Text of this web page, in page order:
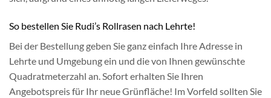
So bestellen Sie Rudi’s Rollrasen nach Lehrte!
Bei der Bestellung geben Sie ganz einfach Ihre Adresse in
Lehrte und Umgebung ein und die von Ihnen gewünschte
Quadratmeterzahl an. Sofort erhalten Sie Ihren
Angebotspreis für Ihr neue Grünfläche! Im Vorfeld sollten Sie